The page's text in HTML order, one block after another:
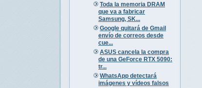
Toda la memoria DRAM
que va a fabricar
Samsung, SK...
Google quitará de Gmail
envío de correos desde
cue...
ASUS cancela la compra
de una GeForce RTX 5090:
tr...
WhatsApp detectará
imágenes y vídeos falsos